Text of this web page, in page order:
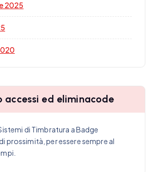
2025
accessi ed eliminacode
di Timbratura a Badge
prossimità, per essere sempre al